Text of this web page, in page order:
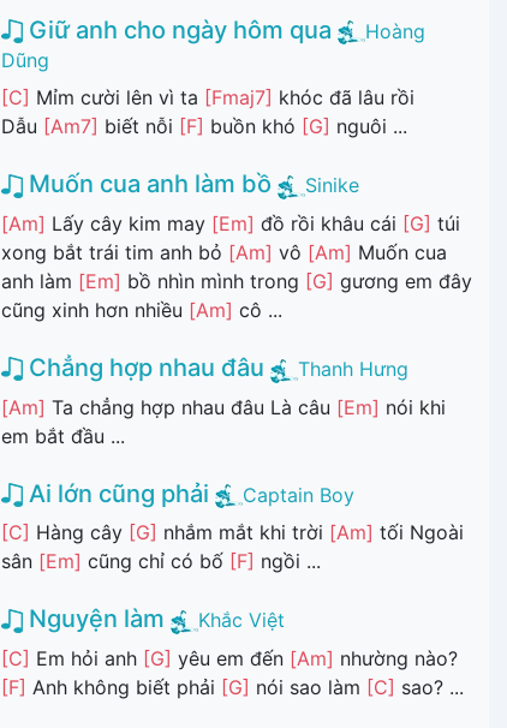
Giữ anh cho ngày hôm qua
Hoàng
Dũng
[C] Mỉm cười lên vì ta [Fmaj7] khóc đã lâu rồi
Dẫu [Am7] biết nỗi [F] buồn khó [G] nguôi ...
Muốn cua anh làm bồ
Sinike
[Am] Lấy cây kim may [Em] đồ rồi khâu cái [G] túi
xong bắt trái tim anh bỏ [Am] vô [Am] Muốn cua
anh làm [Em] bồ nhìn mình trong [G] gương em đây
cũng xinh hơn nhiều [Am] cô ...
Chẳng hợp nhau đâu
Thanh Hưng
[Am] Ta chẳng hợp nhau đâu Là câu [Em] nói khi
em bắt đầu ...
Ai lớn cũng phải
Captain Boy
[C] Hàng cây [G] nhắm mắt khi trời [Am] tối Ngoài
sân [Em] cũng chỉ có bố [F] ngồi ...
Nguyện làm
Khắc Việt
[C] Em hỏi anh [G] yêu em đến [Am] nhường nào?
[F] Anh không biết phải [G] nói sao làm [C] sao? ...